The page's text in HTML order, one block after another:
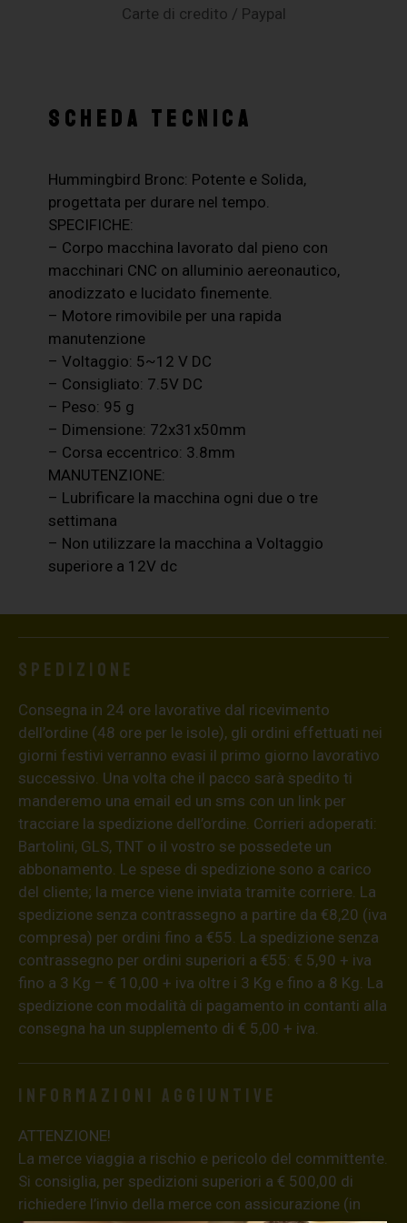
Carte di credito / Paypal
SCHEDA TECNICA
Hummingbird Bronc: Potente e Solida,
progettata per durare nel tempo.
SPECIFICHE:
– Corpo macchina lavorato dal pieno con
macchinari CNC on alluminio aereonautico,
anodizzato e lucidato finemente.
– Motore rimovibile per una rapida
manutenzione
– Voltaggio: 5~12 V DC
– Consigliato: 7.5V DC
– Peso: 95 g
– Dimensione: 72x31x50mm
– Corsa eccentrico: 3.8mm
MANUTENZIONE:
– Lubrificare la macchina ogni due o tre
settimana
– Non utilizzare la macchina a Voltaggio
superiore a 12V dc
Spedizione
Consegna in 24 ore lavorative dal ricevimento
dell’ordine (48 ore per le isole), gli ordini effettuati nei
giorni festivi verranno evasi il primo giorno lavorativo
successivo. Una volta che il pacco sarà spedito ti
manderemo una email ed un sms con un link per
tracciare la spedizione dell’ordine. Corrieri adoperati:
Bartolini, GLS, TNT o il vostro se possedete un
abbonamento. Le spese di spedizione sono a carico
del cliente; la merce viene inviata tramite corriere. La
spedizione senza contrassegno a partire da €8,20 (iva
compresa) per ordini fino a €55. La spedizione senza
contrassegno per ordini superiori a €55: € 5,90 + iva
fino a 3 Kg – € 10,00 + iva oltre i 3 Kg e fino a 8 Kg. La
spedizione con modalità di pagamento in contanti alla
consegna ha un supplemento di € 5,00 + iva.
Informazioni aggiuntive
ATTENZIONE!
La merce viaggia a rischio e pericolo del committente.
Si consiglia, per spedizioni superiori a € 500,00 di
richiedere l’invio della merce con assicurazione (in